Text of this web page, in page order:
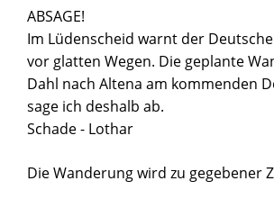
ABSAGE!
Im Lüdenscheid warnt der
vor glatten Wegen. Die geplante
Dahl nach Altena am kommenden
sage ich deshalb ab.
Schade - Lothar
Die Wanderung wird zu gegebener